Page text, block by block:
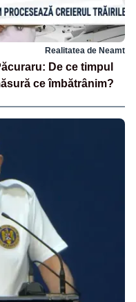
Realitatea de Neamt
De ce timpul
ce îmbătrânim?